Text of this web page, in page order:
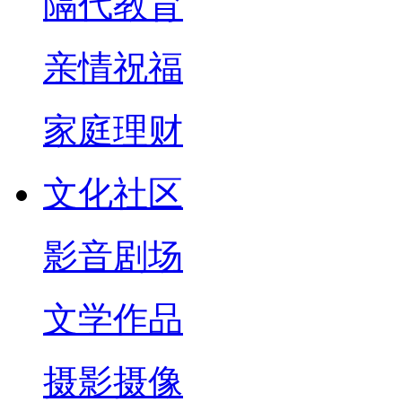
亲情祝福
家庭理财
文化社区
影音剧场
文学作品
摄影摄像